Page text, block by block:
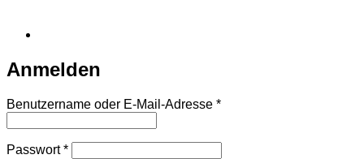
Anmelden
Benutzername oder E-Mail-Adresse *Erforderlich
Passwort*Erforderlich